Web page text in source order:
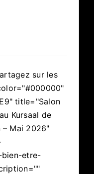
sur les
title="Salon
Kursaal de
– Mai 2026"
bien-etre-